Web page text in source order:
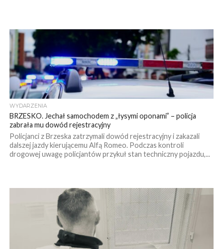
WYDARZENIA
BRZESKO. Jechał samochodem z „łysymi oponami” – policja
zabrała mu dowód rejestracyjny
Policjanci z Brzeska zatrzymali dowód rejestracyjny i zakazali
dalszej jazdy kierującemu Alfą Romeo. Podczas kontroli
drogowej uwagę policjantów przykuł stan techniczny pojazdu,...